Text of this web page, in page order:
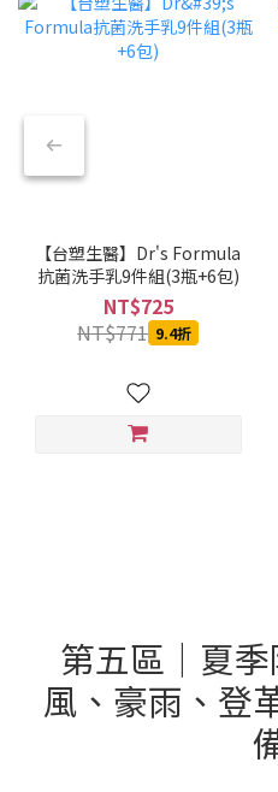
【台塑生醫】Dr's Formula
抗菌洗手乳9件組(3瓶+6包)
NT$725
NT$771 9.4折
第五區｜夏
風、豪雨、登